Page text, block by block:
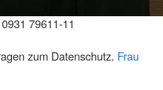
79611-11
zum Datenschutz. Frau